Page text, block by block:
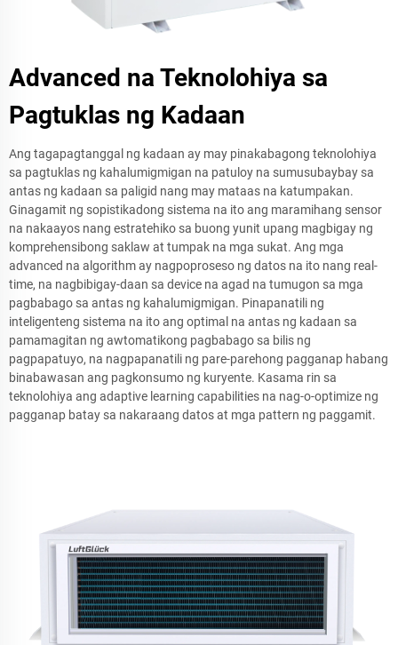
Advanced na Teknolohiya sa
Pagtuklas ng Kadaan
Ang tagapagtanggal ng kadaan ay may pinakabagong teknolohiya
sa pagtuklas ng kahalumigmigan na patuloy na sumusubaybay sa
antas ng kadaan sa paligid nang may mataas na katumpakan.
Ginagamit ng sopistikadong sistema na ito ang maramihang sensor
na nakaayos nang estratehiko sa buong yunit upang magbigay ng
komprehensibong saklaw at tumpak na mga sukat. Ang mga
advanced na algorithm ay nagpoproseso ng datos na ito nang real-
time, na nagbibigay-daan sa device na agad na tumugon sa mga
pagbabago sa antas ng kahalumigmigan. Pinapanatili ng
inteligenteng sistema na ito ang optimal na antas ng kadaan sa
pamamagitan ng awtomatikong pagbabago sa bilis ng
pagpapatuyo, na nagpapanatili ng pare-parehong pagganap habang
binabawasan ang pagkonsumo ng kuryente. Kasama rin sa
teknolohiya ang adaptive learning capabilities na nag-o-optimize ng
pagganap batay sa nakaraang datos at mga pattern ng paggamit.